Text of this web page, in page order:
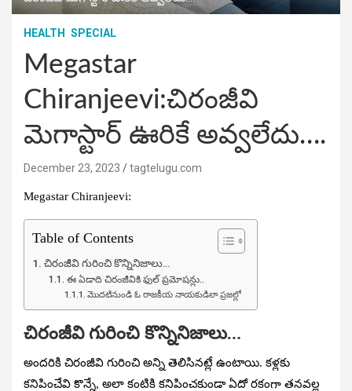
HEALTH SPECIAL
Megastar
Chiranjeevi:చిరంజీవి
మెగాస్టార్‌ ఊరికే అవ్వలేదు….
December 23, 2023 tagtelugu.com
Megastar Chiranjeevi:
Table of Contents
చిరంజీవి గురించి కొన్నినిజాలు…
ఈ ఏడాది చిరంజీవికి ఫుల్‌ ప్రమోషన్లు..
మొదటినుండి ఓ రాజకీయ నాయకుడిలా ప్రజల్లో
చిరంజీవి గురించి కొన్నినిజాలు…
అందరికి చిరంజీవి గురించి అన్ని తెలిసినట్లే ఉంటాయి. కళ్లకు
కనిపించేవి కొన్నే, అలా కంటికి కనిపించకుండా ఏదో రకంగా తనవల్ల